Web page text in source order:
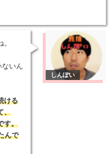
いん
ける
、
す。
んで